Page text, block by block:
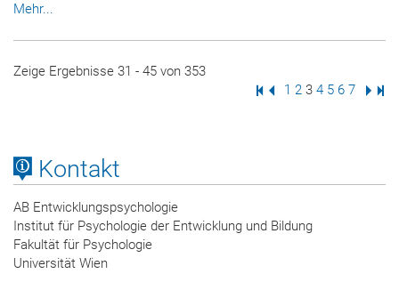
Mehr...
Zeige Ergebnisse 31 - 45 von 353
Erste Seite
Vorige Seite
Seite
1 Seite
2 Seite
3 Seite
4 Seite
5 Seite
6 Seite
7
Kontakt
AB Entwicklungspsychologie
Institut für Psychologie der Entwicklung und Bildung
Fakultät für Psychologie
Universität Wien